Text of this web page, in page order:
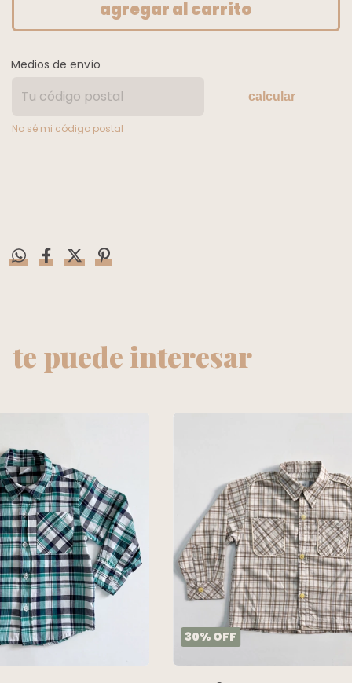
Medios de envío
calcular
No sé mi código postal
te puede interesar
30% OFF